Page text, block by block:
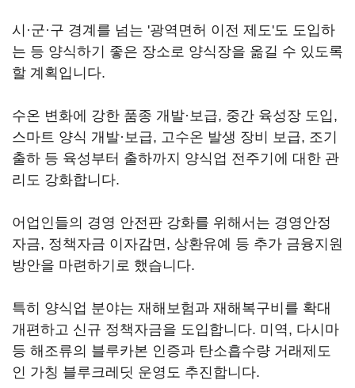
시·군·구 경계를 넘는 '광역면허 이전 제도'도 도입하
는 등 양식하기 좋은 장소로 양식장을 옮길 수 있도록
할 계획입니다.
수온 변화에 강한 품종 개발·보급, 중간 육성장 도입,
스마트 양식 개발·보급, 고수온 발생 장비 보급, 조기
출하 등 육성부터 출하까지 양식업 전주기에 대한 관
리도 강화합니다.
어업인들의 경영 안전판 강화를 위해서는 경영안정
자금, 정책자금 이자감면, 상환유예 등 추가 금융지원
방안을 마련하기로 했습니다.
특히 양식업 분야는 재해보험과 재해복구비를 확대
개편하고 신규 정책자금을 도입합니다. 미역, 다시마
등 해조류의 블루카본 인증과 탄소흡수량 거래제도
인 가칭 블루크레딧 운영도 추진합니다.